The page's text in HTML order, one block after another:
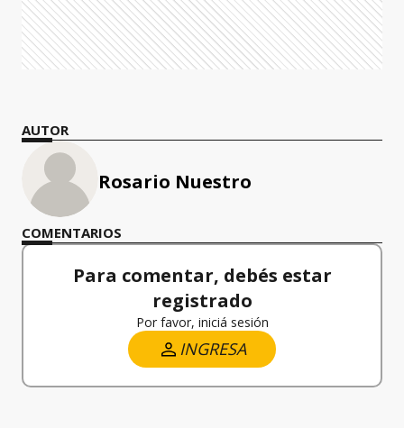
AUTOR
Rosario Nuestro
COMENTARIOS
Para comentar, debés estar
registrado
Por favor, iniciá sesión
INGRESA